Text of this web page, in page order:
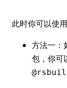
此时你可以使
方法一：
包，你可